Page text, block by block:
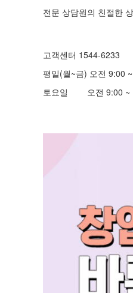
전문 상담원의 친절한
고객센터 1544-6233
평일(월~금) 오전 9:00
토요일 오전 9:00 ~